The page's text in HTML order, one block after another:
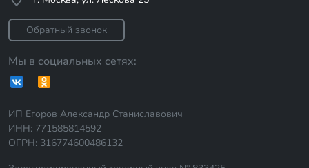
Обратный звонок
Мы в социальных сетях:
ИП Егоров Александр Станиславович
ИНН: 771585814592
ОГРН: 316774600486132